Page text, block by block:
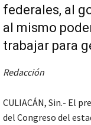
federales, al
al mismo
trabajar para
Redacción
CULIACÁN, Sin.- El
del Congreso del